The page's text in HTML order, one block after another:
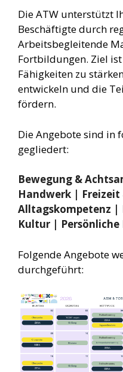
Die ATW unterstützt
Beschäftigte durch
Arbeitsbegleitende
Fortbildungen. Ziel
Fähigkeiten zu
entwickeln und die
fördern.
Die Angebote sind in
gegliedert:
Bewegung &
Handwerk | Freizeit
Alltagskompetenz
Kultur | Persönliche
Folgende Angebote
durchgeführt: